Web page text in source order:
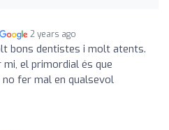
2 years ago
bons dentistes i molt atents.
el primordial és que
fer mal en qualsevol